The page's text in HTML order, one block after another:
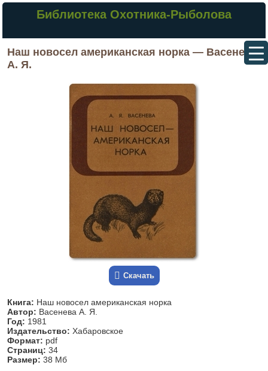
Библиотека Охотника-Рыболова
Наш новосел американская норка — Васенева
А. Я.
Скачать
Книга: Наш новосел американская норка
Автор: Васенева А. Я.
Год: 1981
Издательство: Хабаровское
Формат: pdf
Страниц: 34
Размер: 38 Мб